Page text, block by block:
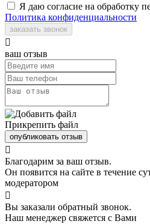
Я даю согласие на обработку
Политика конфиденциальности
заказать звонок

ваш отзыв
Прикрепить файл
опубликовать отзыв

Благодарим за ваш отзыв.
Он появится на сайте в течение
модератором

Вы заказали обратный звонок.
Наш менеджер свяжется с Вами